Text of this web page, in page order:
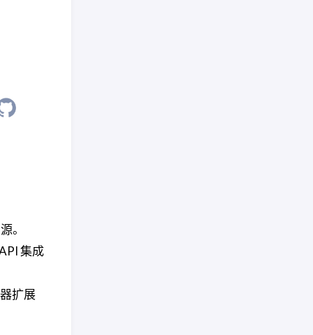
。
集成
扩展